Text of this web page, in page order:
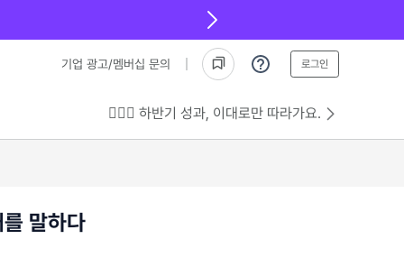
기업 광고/멤버십 문의 로그인
💁🏻‍♂️ 하반기 성과, 이대로만 따라가요.
말하다